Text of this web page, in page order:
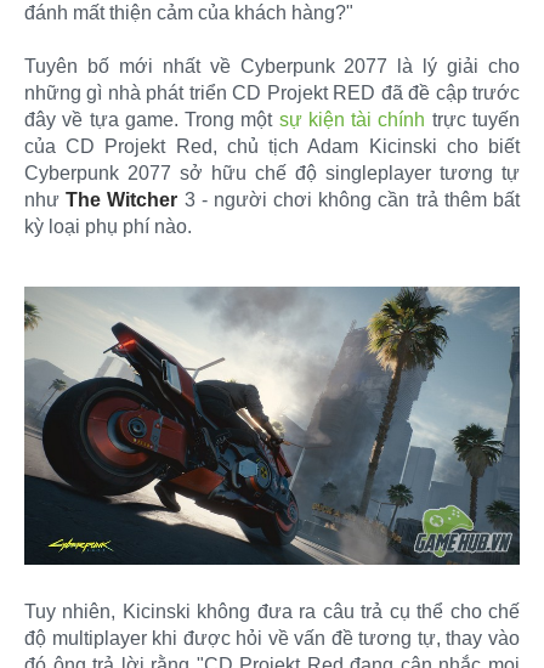
đánh mất thiện cảm của khách hàng?"
Tuyên bố mới nhất về Cyberpunk 2077 là lý giải cho
những gì nhà phát triển CD Projekt RED đã đề cập trước
đây về tựa game. Trong một sự kiện tài chính trực tuyến
của CD Projekt Red, chủ tịch Adam Kicinski cho biết
Cyberpunk 2077 sở hữu chế độ singleplayer tương tự
nhưThe Witcher 3 - người chơi không cần trả thêm bất
kỳ loại phụ phí nào.
Tuy nhiên, Kicinski không đưa ra câu trả cụ thể cho chế
độ multiplayer khi được hỏi về vấn đề tương tự, thay vào